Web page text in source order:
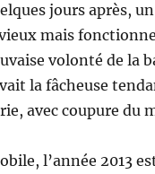
jours après,
mais
volonté de la
la fâcheuse
avec coupure du
l’année 2013